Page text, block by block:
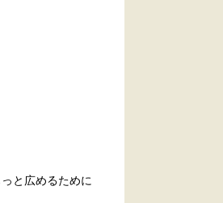
と広めるために